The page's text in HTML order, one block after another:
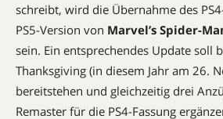
schreibt, wird die Übernahme des
PS5-Version von Marvel’s Spider-
sein. Ein entsprechendes Update soll
Thanksgiving (in diesem Jahr am 26.
bereitstehen und gleichzeitig drei
Remaster für die PS4-Fassung